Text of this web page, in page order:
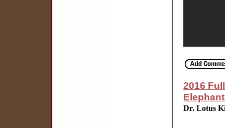
2016
Dr. Lotus